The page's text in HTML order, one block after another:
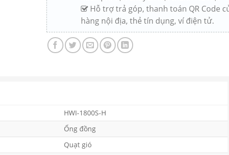
Hỗ trợ trả góp, thanh toán QR Code
hàng nội địa, thẻ tín dụng, ví điện tử.
HWI-1800S-H
Ống đồng
Quạt gió